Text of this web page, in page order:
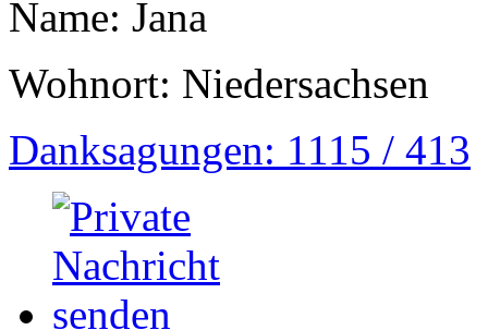
Name: Jana
Wohnort: Niedersachsen
Danksagungen: 1115 / 413